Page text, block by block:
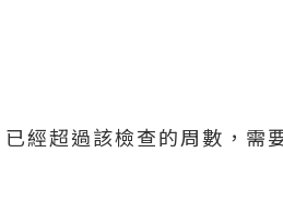
經超過該檢查的周數，需